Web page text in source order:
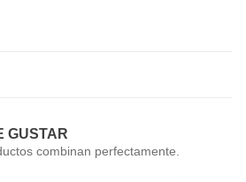
GUSTAR